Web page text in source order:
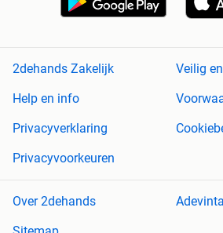
2dehands Zakelijk
Veilig
Help en info
Privacyverklaring
Privacyvoorkeuren
Over 2dehands
Adevinta